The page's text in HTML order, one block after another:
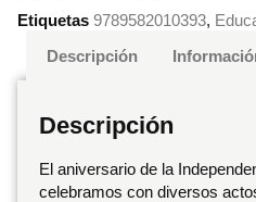
Etiquetas 9789582010393,
Descripción
Descripción
El aniversario de la
celebramos con diversos